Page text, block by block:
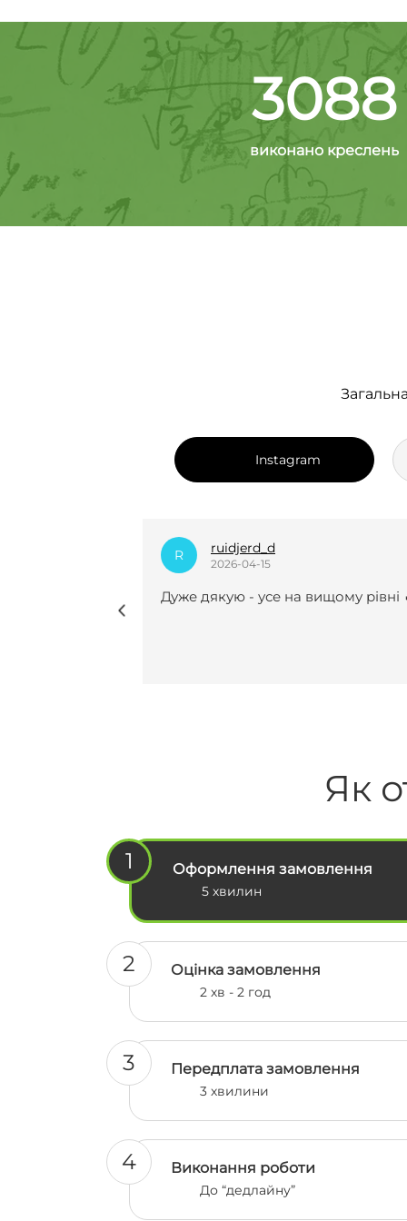
3088
виконано креслень
Instagram
D dian_k.i
2025-12-24
Нещодавно вперше замовляла у
🔥 Я ще тоді відразу вас
порекомендувала своїм
замовляли, їм все сподобалось ☺️
Обовʼязково в наступний раз
до вас 🫶🫶
Як
1 Оформлення замовлення
5 хвилин
2 Оцінка замовлення
2 хв - 2 год
3 Передплата замовлення
3 хвилини
4 Виконання роботи
До “дедлайну”